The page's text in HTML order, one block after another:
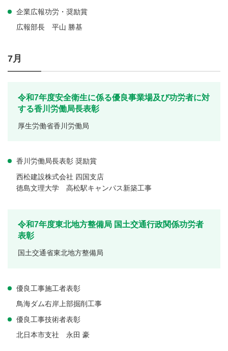
企業広報功労・奨励賞
広報部長 平山 勝基
7月
令和7年度安全衛生に係る優良事業場及び功労者に対
する香川労働局長表彰
厚生労働省香川労働局
香川労働局長表彰 奨励賞
西松建設株式会社 四国支店
徳島文理大学 高松駅キャンパス新築工事
令和7年度東北地方整備局 国土交通行政関係功労者
表彰
国土交通省東北地方整備局
優良工事施工者表彰
鳥海ダム右岸上部掘削工事
優良工事技術者表彰
北日本市支社 永田 豪